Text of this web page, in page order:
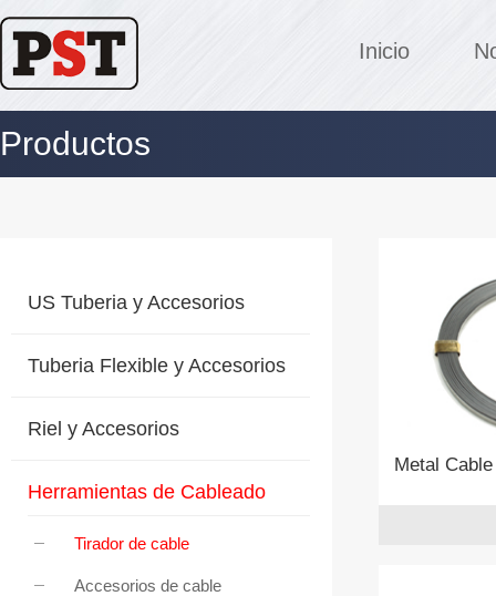
Inicio
Productos
US Tuberia y Accesorios
Tuberia Flexible y Accesorios
Riel y Accesorios
Herramientas de Cableado
Tirador de cable
Accesorios de cable
Metal